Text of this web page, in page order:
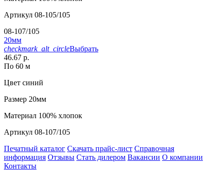
Артикул 08-105/105
08-107/105
20мм
checkmark_alt_circleВыбрать
46.67 р.
По 60 м
Цвет синий
Размер 20мм
Материал 100% хлопок
Артикул 08-107/105
Печатный каталог Скачать прайс-лист Справочная
информация Отзывы Стать дилером Вакансии О компании
Контакты